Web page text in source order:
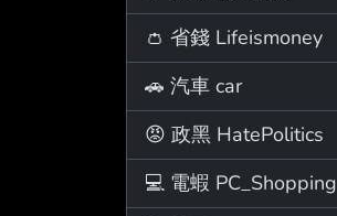
👛 省錢 Lifeismoney
🚗 汽車 car
😡 政黑 HatePolitics
💻 電蝦 PC_Shopping